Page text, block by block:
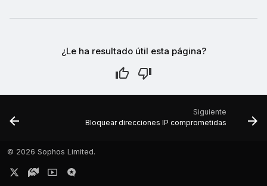
¿Le ha resultado útil esta página?
Siguiente
Bloquear direcciones IP comprometidas
© 2026 Sophos Limited.